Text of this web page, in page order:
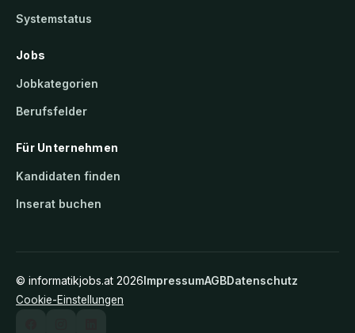
Systemstatus
Jobs
Jobkategorien
Berufsfelder
Für Unternehmen
Kandidaten finden
Inserat buchen
© informatikjobs.at 2026ImpressumAGBDatenschutz
Cookie-Einstellungen